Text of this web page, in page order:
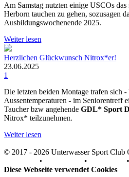
Am Samstag nutzten einige USCOs
Herborn tauchen zu gehen, sozusagen
Ausbildungswochenende 2025.
Weiter lesen
Herzlichen Glückwunsch Nitrox*er!
23.06.2025
1
Die letzten beiden Montage trafen sich -
Aussentemperaturen - im Seniorentreff
Taucher bzw angehende GDL* Sport
Nitrox* teilzunehmen.
Weiter lesen
© 2017 - 2026 Unterwasser Sport Club
• • •
Diese Webseite verwendet Cookies